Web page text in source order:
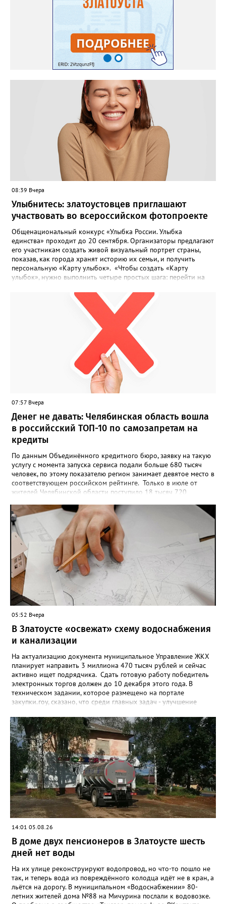
08:39 Вчера
Улыбнитесь: златоустовцев приглашают
участвовать во всероссийском фотопроекте
Общенациональный конкурс «Улыбка России. Улыбка
единства» проходит до 20 сентября. Организаторы предлагают
его участникам создать живой визуальный портрет страны,
показав, как города хранят историю их семьи, и получить
персональную «Карту улыбок». «Чтобы создать «Карту
улыбок», нужно выполнить четыре простых шага: перейти на
улыбок»; загрузить фотографию с улыбкой – подойдёт портрет
одного человека, пары, семьи или нескольких поколений в
одном кадре; отметить один или несколько городов,
связанных с историей семьи или важными воспоминаниями;
добавить подписи к городам, кратко объяснив связь с каждым
из них, указать контакты и подтвердить согласие с правилами
проекта», - говорится в инструкции на сайте проекта. ‍Заявка
может быть семейной, а после модерации стать частью
визуального архива проекта. 20 участников обещают
пригласить на итоговую фотосессию в Москве. Персональную
«Карту улыбок», которую можно скачать, сохранить и
опубликовать в социальных сетях, отмечают в оргкомитете,
получат все, кто улыбнулся.
07:57 Вчера
Денег не давать: Челябинская область вошла
в российсский ТОП-10 по самозапретам на
кредиты
По данным Объединённого кредитного бюро, заявку на такую
услугу с момента запуска сервиса подали больше 680 тысяч
человек, по этому показателю регион занимает девятое место в
соответствующем российском рейтинге. Только в июле от
жителей Челябинской области поступило 18 тысяч 720
снятие. В целом не давать им взаймы сегодня просят 543 с
лишним тысячи человек. Почти 89 тысяч за это время решили
запрет отозвать. При этом, утверждают аналитики бюро,
примерно каждый пятый из тех, кто установил самозапрет,
никогда кредиты не брал, столько же погасили долги недавно,
а больше половины имеют долговые обязательства сейчас.
05:52 Вчера
В Златоусте «освежат» схему водоснабжения
и канализации
На актуализацию документа муниципальное Управление ЖКХ
планирует направить 3 миллиона 470 тысяч рублей и сейчас
активно ищет подрядчика. Сдать готовую работу победитель
электронных торгов должен до 10 декабря этого года. В
техническом задании, которое размещено на портале
закупки.гоу, сказано, что среди главных задач - улучшение
повышение энергоэффективности систем. Кроме электронных
схем, исполнителю нужно разработать предложения по
строительству и реконструкции водоснабжения и канализации,
оценив размер вложений, а также представить перечень
бесхозных объектов и возможные сценарии развития этой
сферы городского хозяйства. В июне 2025 года
«Златоуст.инфо» сообщал о подобных торгах. Тогда цена
вопроса была почти в три раза выше - 9 миллионов 13 тысяч
486 рублей, а в списке работ была разработка электронной
системы ливнёвок.
14:01 05.08.26
В доме двух пенсионеров в Златоусте шесть
дней нет воды
На их улице реконструируют водопровод, но что-то пошло не
так, и теперь вода из повреждённого колодца идёт не в кран, а
льётся на дорогу. В муниципальном «Водоснабжении» 80-
летних жителей дома №88 на Мичурина послали к водовозке.